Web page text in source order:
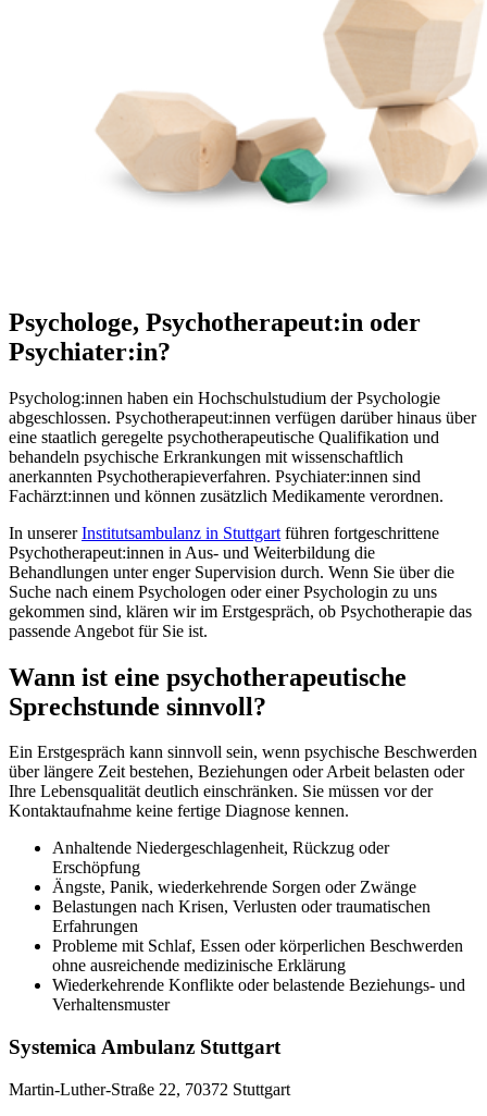
Psychologe, Psychotherapeut:in oder
Psychiater:in?
Psycholog:innen haben ein Hochschulstudium der Psychologie
abgeschlossen. Psychotherapeut:innen verfügen darüber hinaus über
eine staatlich geregelte psychotherapeutische Qualifikation und
behandeln psychische Erkrankungen mit wissenschaftlich
anerkannten Psychotherapieverfahren. Psychiater:innen sind
Fachärzt:innen und können zusätzlich Medikamente verordnen.
In unsererInstitutsambulanz in Stuttgart führen fortgeschrittene
Psychotherapeut:innen in Aus- und Weiterbildung die
Behandlungen unter enger Supervision durch. Wenn Sie über die
Suche nach einem Psychologen oder einer Psychologin zu uns
gekommen sind, klären wir im Erstgespräch, ob Psychotherapie das
passende Angebot für Sie ist.
Wann ist eine psychotherapeutische
Sprechstunde sinnvoll?
Ein Erstgespräch kann sinnvoll sein, wenn psychische Beschwerden
über längere Zeit bestehen, Beziehungen oder Arbeit belasten oder
Ihre Lebensqualität deutlich einschränken. Sie müssen vor der
Kontaktaufnahme keine fertige Diagnose kennen.
Anhaltende Niedergeschlagenheit, Rückzug oder
Erschöpfung
Ängste, Panik, wiederkehrende Sorgen oder Zwänge
Belastungen nach Krisen, Verlusten oder traumatischen
Erfahrungen
Probleme mit Schlaf, Essen oder körperlichen Beschwerden
ohne ausreichende medizinische Erklärung
Wiederkehrende Konflikte oder belastende Beziehungs- und
Verhaltensmuster
Systemica Ambulanz Stuttgart
Martin-Luther-Straße 22, 70372 Stuttgart